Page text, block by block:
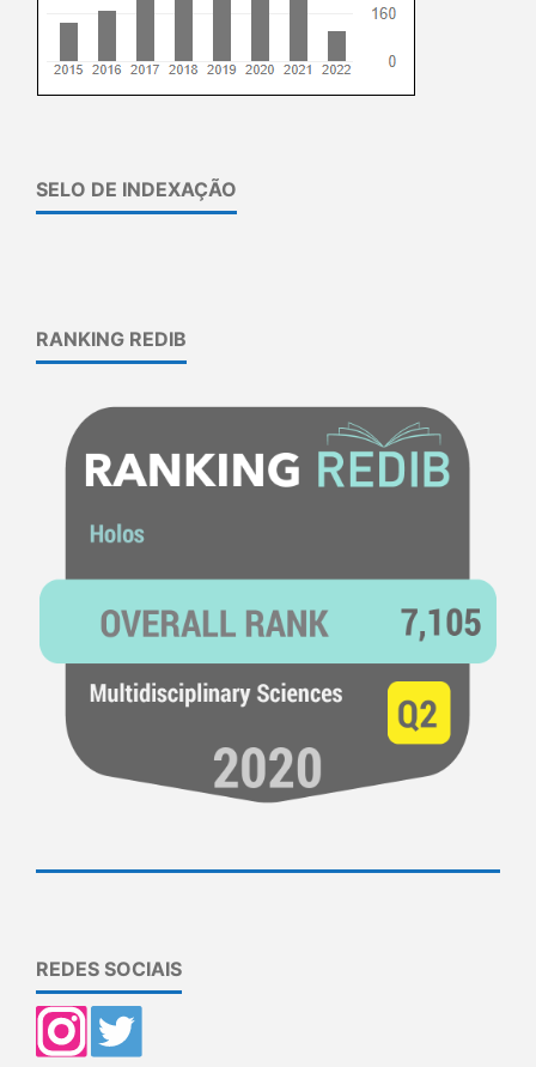
SELO DE INDEXAÇÃO
RANKING REDIB
REDES SOCIAIS